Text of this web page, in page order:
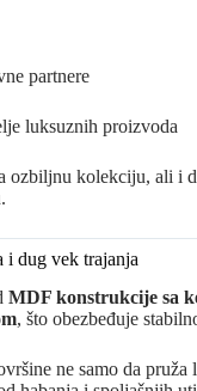
partnere
luksuznih proizvoda
ozbiljnu kolekciju, ali i
i dug vek trajanja
MDF konstrukcije sa
, što obezbeđuje
ne samo da pruža